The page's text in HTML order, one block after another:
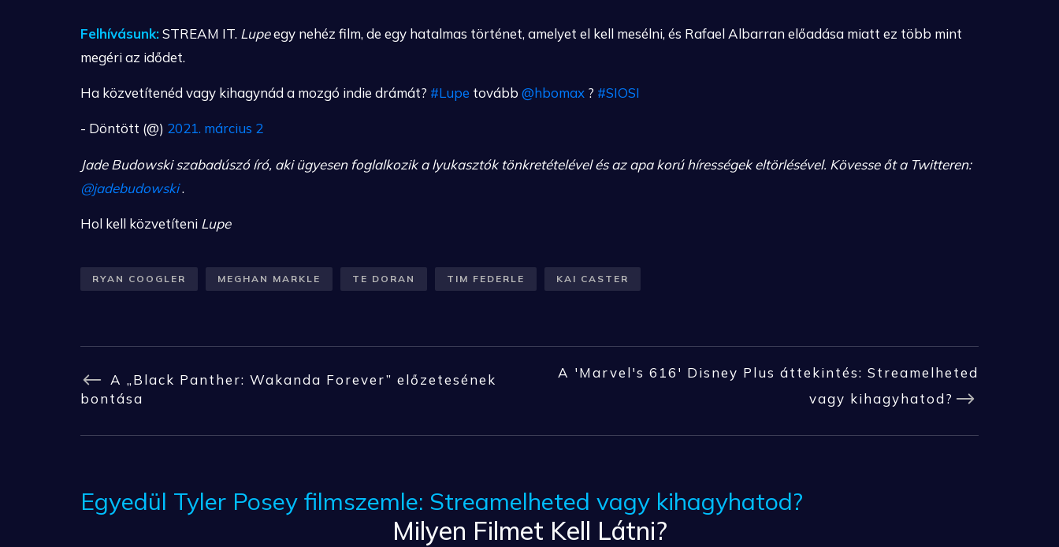
Felhívásunk:STREAM IT. Lupeegy nehéz film, de egy hatalmas történet, amelyet el kell mesélni, és Rafael Albarran előadása miatt ez több mint
megéri az idődet.
Ha közvetítenéd vagy kihagynád a mozgó indie drámát? #Lupe tovább @hbomax ? #SIOSI
- Döntött (@) 2021. március 2
Jade Budowski szabadúszó író, aki ügyesen foglalkozik a lyukasztók tönkretételével és az apa korú hírességek eltörlésével. Kövesse őt a Twitteren:
@jadebudowski.
Hol kell közvetíteni Lupe
RYAN COOGLER MEGHAN MARKLE TE DORAN TIM FEDERLE KAI CASTER
A „Black Panther: Wakanda Forever” előzetesének
bontása
A 'Marvel's 616' Disney Plus áttekintés: Streamelheted
vagy kihagyhatod?
Egyedül Tyler Posey filmszemle: Streamelheted vagy kihagyhatod?
Milyen Filmet Kell Látni?